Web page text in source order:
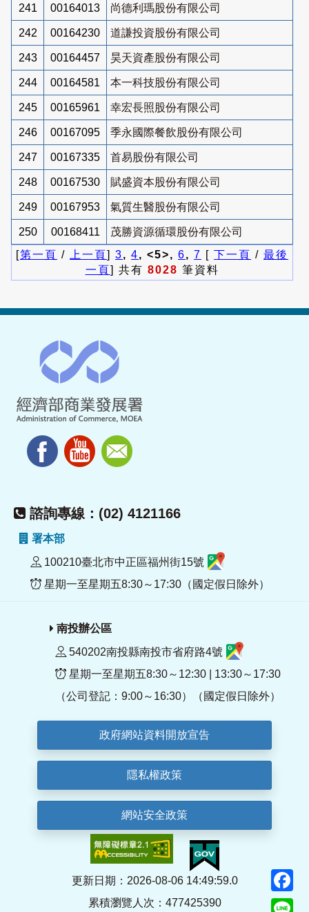
241 00164013 尚德利瑪股份有限公司
242 00164230 道謙投資股份有限公司
243 00164457 昊天資產股份有限公司
244 00164581 本一科技股份有限公司
245 00165961 幸宏長照股份有限公司
246 00167095 季永國際餐飲股份有限公司
247 00167335 首易股份有限公司
248 00167530 賦盛資本股份有限公司
249 00167953 氣質生醫股份有限公司
250 00168411
茂勝資源循環股份有限公司
[第一頁 / 上一頁] 3, 4, <5>, 6, 7 [ 下一頁 / 最後
一頁] 共有 8028 筆資料
諮詢專線：(02) 4121166
署本部
100210臺北市中正區福州街15號
星期一至星期五8:30～17:30（國定假日除外）
南投辦公區
540202南投縣南投市省府路4號
星期一至星期五8:30～12:30 | 13:30～17:30
（公司登記：9:00～16:30）（國定假日除外）
政府網站資料開放宣告
隱私權政策
網站安全政策
更新日期：2026-08-06 14:49:59.0
累積瀏覽人次：477425390